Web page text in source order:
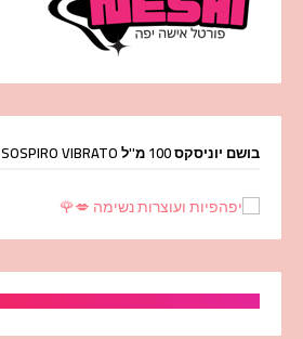
בושם יוניסקס 100 מ''ל SOSPIRO VIBRATO או דה פרפיום E.D.P